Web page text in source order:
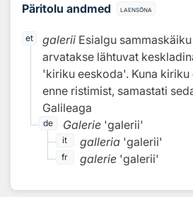
Päritolu andmed laensõna
et galerii Esialgu
arvatakse lähtuvat
'kiriku eeskoda'. Kuna
enne ristimist, samastati
Galileaga
de Galerie 'galerii'
it galleria 'galerii'
fr galerie 'galerii'